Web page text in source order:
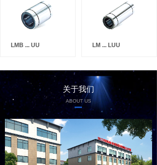
LMB ... UU LM ... LUU
关于我们
ABOUT US